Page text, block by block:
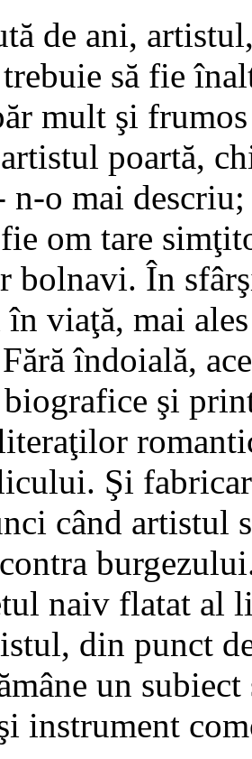
de ani,
să fie
mult şi
poartă,
o mai descriu;
om tare
bolnavi. În
viaţă, mai
îndoială,
şi
Şi
când artistul
naiv flatat al
din punct
un
instrument